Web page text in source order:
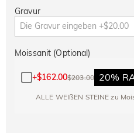
Gravur
Moissanit (Optional)
+$162.00$203.00 20%
ALLE WEIßEN STEINE zu